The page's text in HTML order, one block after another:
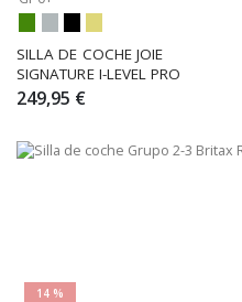
SILLA DE COCHE JOIE
SIGNATURE I-LEVEL PRO
249,95 €
14 %